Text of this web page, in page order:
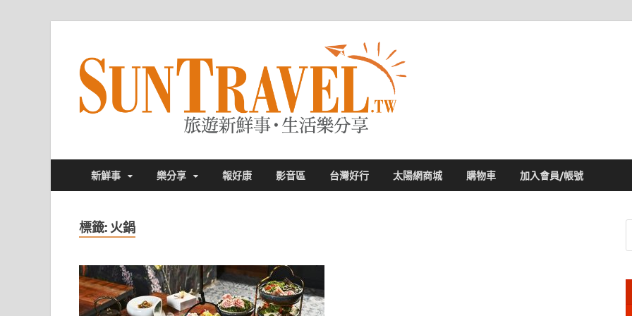
新鮮事 樂分享 報好康 影音區 台灣好行 太陽網商城 購物車 加入會員/帳號
標籤: 火鍋